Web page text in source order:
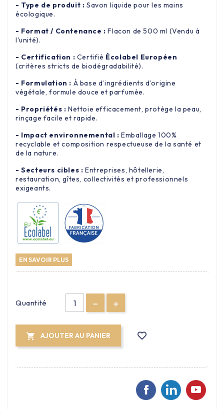
- Type de produit : Savon liquide pour les mains
écologique.
- Format / Contenance : Flacon de 500 ml (Vendu à
l'unité).
- Certification : Certifié Écolabel Européen
(critères stricts de biodégradabilité).
- Formulation : À base d’ingrédients d’origine
végétale, formule douce et parfumée.
- Propriétés : Nettoie efficacement, protège la peau,
rinçage facile et rapide.
- Impact environnemental : Emballage 100%
recyclable et composition respectueuse de la santé et
de la nature.
- Secteurs cibles : Entreprises, hôtellerie,
restauration, gîtes, collectivités et professionnels
exigeants.
EN SAVOIR PLUS
Quantité
 AJOUTER AU PANIER